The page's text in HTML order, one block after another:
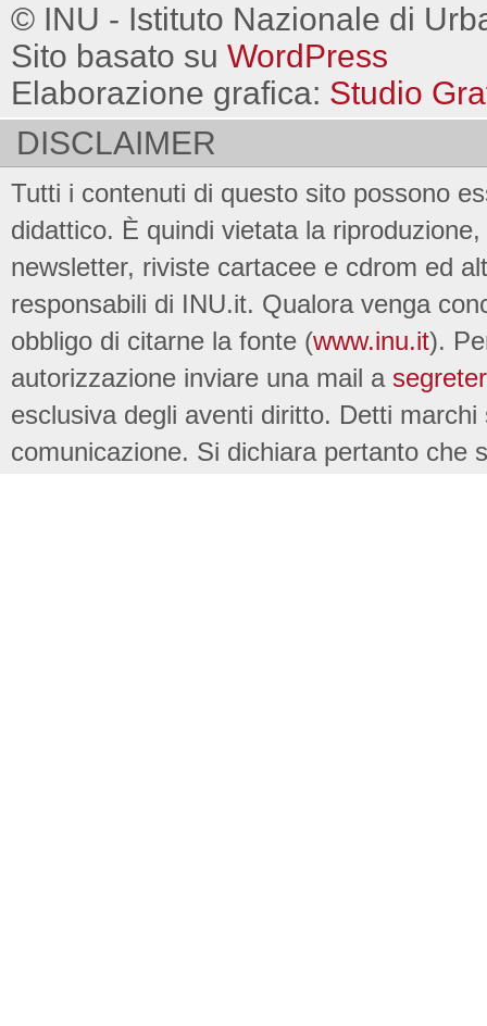
© INU - Istituto Nazionale di
Sito basato su WordPress
Elaborazione grafica: Studio
DISCLAIMER
Tutti i contenuti di questo sito possono
didattico. È quindi vietata la
newsletter, riviste cartacee e cdrom ed
responsabili di INU.it. Qualora venga
obbligo di citarne la fonte (www.inu.it).
autorizzazione inviare una mail a
esclusiva degli aventi diritto. Detti
comunicazione. Si dichiara pertanto che